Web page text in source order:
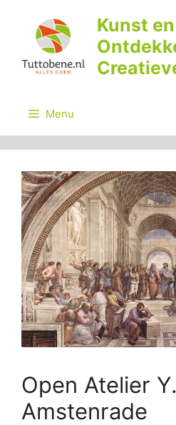
inhoud
Kunst
Menu
Open Atelier
Amstenrade